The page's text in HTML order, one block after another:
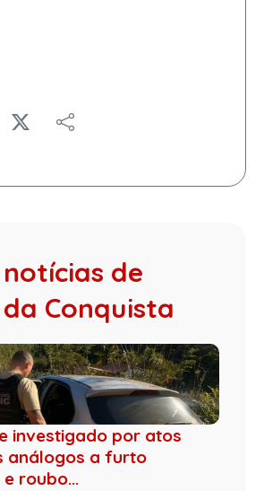
de
Conquista
investigado por atos
análogos a furto
roubo...